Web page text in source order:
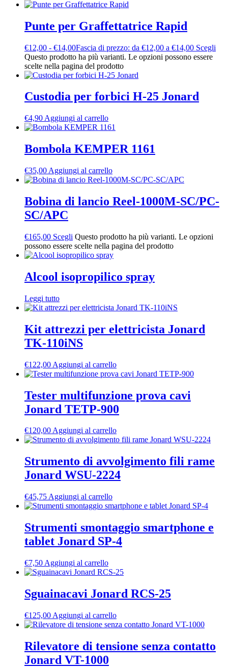
Punte per Graffettatrice Rapid
€12,00 - €14,00Fascia di prezzo: da €12,00 a €14,00 Scegli
Questo prodotto ha più varianti. Le opzioni possono essere
scelte nella pagina del prodotto
Custodia per forbici H-25 Jonard
€4,90 Aggiungi al carrello
Bombola KEMPER 1161
€35,00 Aggiungi al carrello
Bobina di lancio Reel-1000M-SC/PC-
SC/APC
€165,00 Scegli Questo prodotto ha più varianti. Le opzioni
possono essere scelte nella pagina del prodotto
Alcool isopropilico spray
Leggi tutto
Kit attrezzi per elettricista Jonard
TK-110iNS
€122,00 Aggiungi al carrello
Tester multifunzione prova cavi
Jonard TETP-900
€120,00Aggiungi al carrello
Strumento di avvolgimento fili rame
Jonard WSU-2224
€45,75 Aggiungi al carrello
Strumenti smontaggio smartphone e
tablet Jonard SP-4
€7,50 Aggiungi al carrello
Sguainacavi Jonard RCS-25
€125,00 Aggiungi al carrello
Rilevatore di tensione senza contatto
Jonard VT-1000